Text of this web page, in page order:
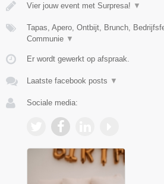
Vier jouw event met Surpresa! ▼
Tapas, Apero, Ontbijt, Brunch,
Communie ▼
Er wordt gewerkt op afspraak.
Laatste facebook posts ▼
Sociale media: